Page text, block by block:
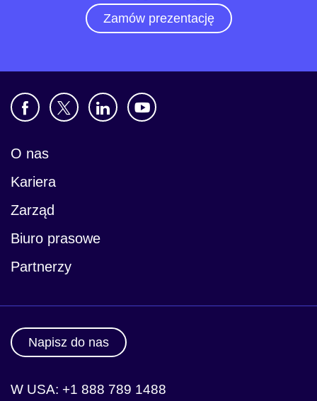
Zamów prezentację
O nas
Kariera
Zarząd
Biuro prasowe
Partnerzy
Napisz do nas
W USA: +1 888 789 1488